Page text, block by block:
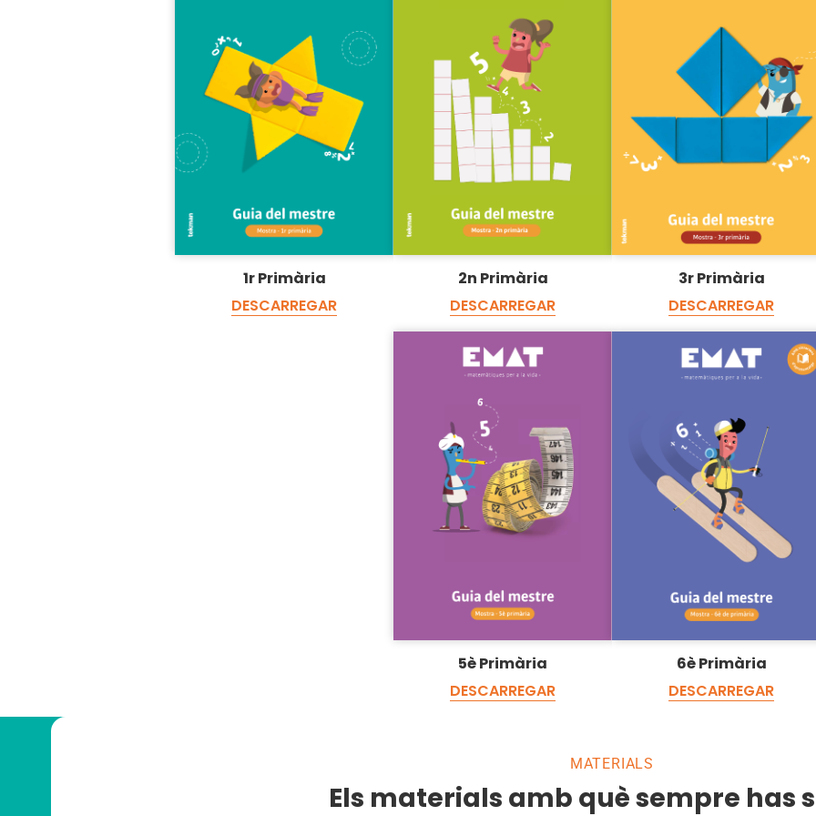
1r Primària
DESCARREGAR
2n Primària
DESCARREGAR
3r Primària
DESCARREGAR
5è Primària
DESCARREGAR
6è Primària
DESCARREGAR
MATERIALS
Els materials amb què sempre has